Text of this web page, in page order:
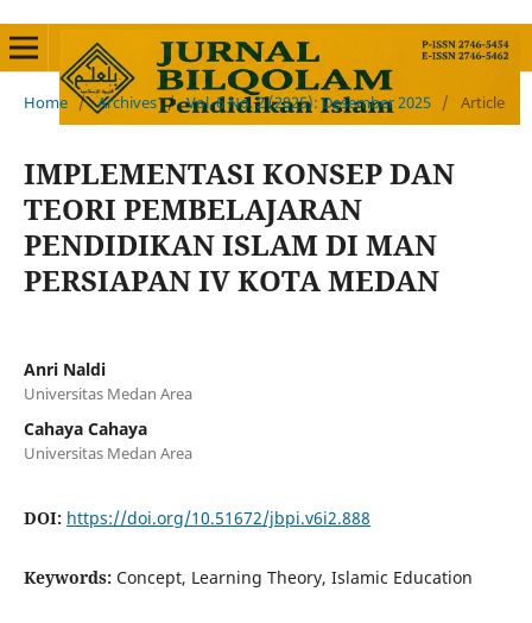
Home / Archives / Vol. 6 No. 2 (2025): Desember 2025 / Article
IMPLEMENTASI KONSEP DAN
TEORI PEMBELAJARAN
PENDIDIKAN ISLAM DI MAN
PERSIAPAN IV KOTA MEDAN
Anri Naldi
Universitas Medan Area
Cahaya Cahaya
Universitas Medan Area
DOI: https://doi.org/10.51672/jbpi.v6i2.888
Keywords: Concept, Learning Theory, Islamic Education